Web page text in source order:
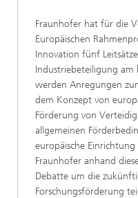
Fraunhofer hat für die
Europäischen
Innovation fünf
Industriebeteiligung
werden Anregungen
dem Konzept von
Förderung von
allgemeinen
europäische
Fraunhofer anhand
Debatte um die
Forschungsförderung